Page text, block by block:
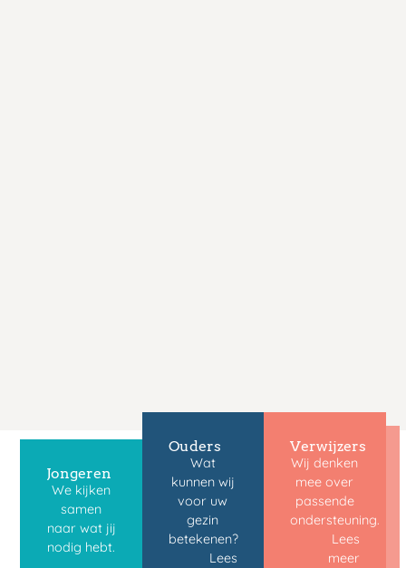
Jongeren
We kijken
samen
naar wat jij
nodig hebt.
Ouders
Wat
kunnen wij
voor uw
gezin
betekenen?
Lees
Verwijzers
Wij denken
mee over
passende
ondersteuning.
Lees
meer